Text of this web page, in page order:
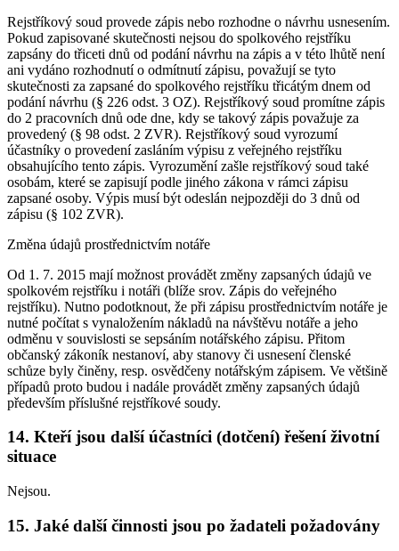
Rejstříkový soud provede zápis nebo rozhodne o návrhu usnesením.
Pokud zapisované skutečnosti nejsou do spolkového rejstříku
zapsány do třiceti dnů od podání návrhu na zápis a v této lhůtě není
ani vydáno rozhodnutí o odmítnutí zápisu, považují se tyto
skutečnosti za zapsané do spolkového rejstříku třicátým dnem od
podání návrhu (§ 226 odst. 3 OZ). Rejstříkový soud promítne zápis
do 2 pracovních dnů ode dne, kdy se takový zápis považuje za
provedený (§ 98 odst. 2 ZVR). Rejstříkový soud vyrozumí
účastníky o provedení zasláním výpisu z veřejného rejstříku
obsahujícího tento zápis. Vyrozumění zašle rejstříkový soud také
osobám, které se zapisují podle jiného zákona v rámci zápisu
zapsané osoby. Výpis musí být odeslán nejpozději do 3 dnů od
zápisu (§ 102 ZVR).
Změna údajů prostřednictvím notáře
Od 1. 7. 2015 mají možnost provádět změny zapsaných údajů ve
spolkovém rejstříku i notáři (blíže srov. Zápis do veřejného
rejstříku). Nutno podotknout, že při zápisu prostřednictvím notáře je
nutné počítat s vynaložením nákladů na návštěvu notáře a jeho
odměnu v souvislosti se sepsáním notářského zápisu. Přitom
občanský zákoník nestanoví, aby stanovy či usnesení členské
schůze byly činěny, resp. osvědčeny notářským zápisem. Ve většině
případů proto budou i nadále provádět změny zapsaných údajů
především příslušné rejstříkové soudy.
14. Kteří jsou další účastníci (dotčení) řešení životní
situace
Nejsou.
15. Jaké další činnosti jsou po žadateli požadovány